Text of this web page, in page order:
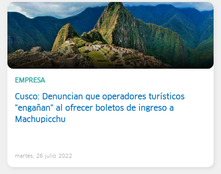
EMPRESA
Cusco: Denuncian que operadores turísticos
"engañan" al ofrecer boletos de ingreso a
Machupicchu
martes, 26 julio 2022